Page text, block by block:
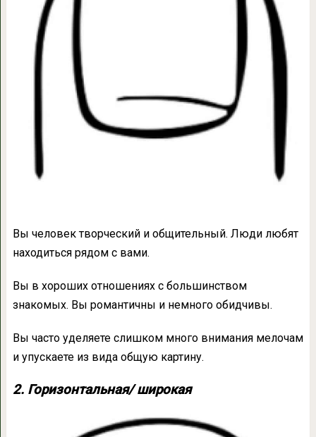
Вы человек творческий и общительный. Люди любят
находиться рядом с вами.
Вы в хороших отношениях с большинством
знакомых. Вы романтичны и немного обидчивы.
Вы часто уделяете слишком много внимания мелочам
и упускаете из вида общую картину.
2. Горизонтальная/ широкая